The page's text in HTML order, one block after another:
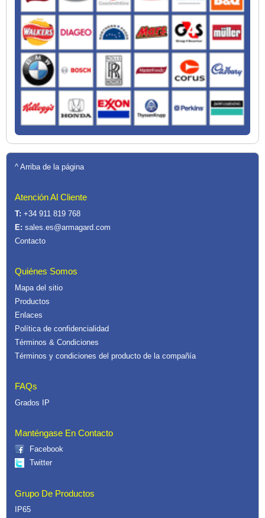
^ Arriba de la página
Atención Al Cliente
T: +34 911 819 768
E: sales.es@armagard.com
Contacto
Quiénes Somos
Mapa del sitio
Productos
Enlaces
Política de confidencialidad
Términos & Condiciones
Términos y condiciones del producto de la compañía
FAQs
Grados IP
Manténgase En Contacto
Facebook
Twitter
Grupo De Productos
IP65